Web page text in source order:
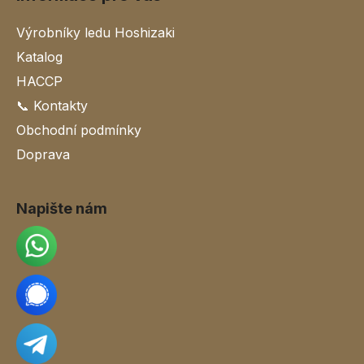
Výrobníky ledu Hoshizaki
Katalog
HACCP
📞 Kontakty
Obchodní podmínky
Doprava
Napište nám